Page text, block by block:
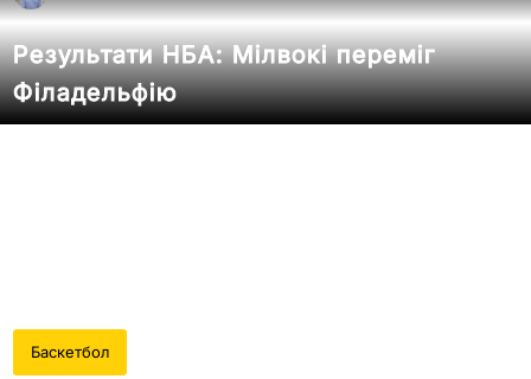
Результати НБА: Мілвокі переміг
Філадельфію
Баскетбол